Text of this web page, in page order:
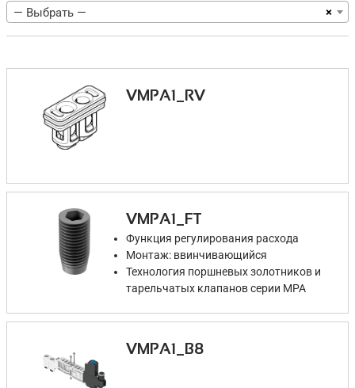
×
— Выбрать —
VMPA1_RV
VMPA1_FT
Функция регулирования расхода
Монтаж: ввинчивающийся
Технология поршневых золотников и
тарельчатых клапанов серии MPA
VMPA1_B8